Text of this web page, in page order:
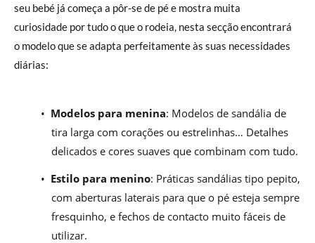
seu bebé já começa a pôr-se de pé e mostra muita
curiosidade por tudo o que o rodeia, nesta secção encontrará
o modelo que se adapta perfeitamente às suas necessidades
diárias:
• Modelos para menina: Modelos de sandália de
tira larga com corações ou estrelinhas… Detalhes
delicados e cores suaves que combinam com tudo.
• Estilo para menino: Práticas sandálias tipo pepito,
com aberturas laterais para que o pé esteja sempre
fresquinho, e fechos de contacto muito fáceis de
utilizar.